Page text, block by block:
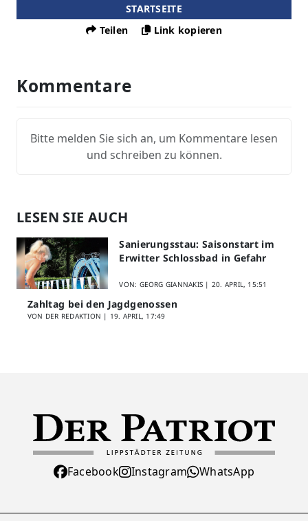
STARTSEITE
Teilen
Link kopieren
Kommentare
Bitte melden Sie sich an, um Kommentare lesen
und schreiben zu können.
LESEN SIE AUCH
Sanierungsstau: Saisonstart im
Erwitter Schlossbad in Gefahr
VON: GEORG GIANNAKIS | 20. APRIL, 15:51
Zahltag bei den Jagdgenossen
VON DER REDAKTION | 19. APRIL, 17:49
Facebook Instagram WhatsApp